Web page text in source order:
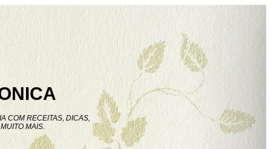
COM RECEITAS, DICAS,
MAIS.